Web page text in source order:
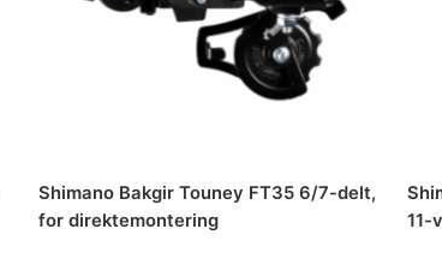
Shimano Bakgir Touney FT35 6/7-delt,
for direktemontering
11-